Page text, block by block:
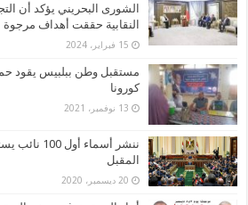
الشورى البحريني يؤكد أن
النقابية حققت أهداف مرجوة
15 فبراير، 2024
مستقبل وطن ببلبيس يقود
كورونا
13 نوفمبر، 2021
ننشر أسماء أول
المقبل
20 ديسمبر، 2020